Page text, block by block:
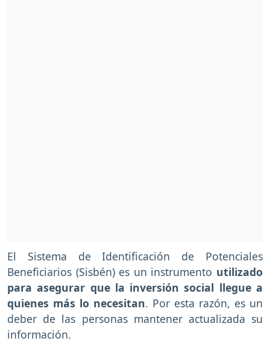
El Sistema de Identificación de Potenciales
Beneficiarios (Sisbén) es un instrumento utilizado
para asegurar que la inversión social llegue a
quienes más lo necesitan. Por esta razón, es un
deber de las personas mantener actualizada su
información.